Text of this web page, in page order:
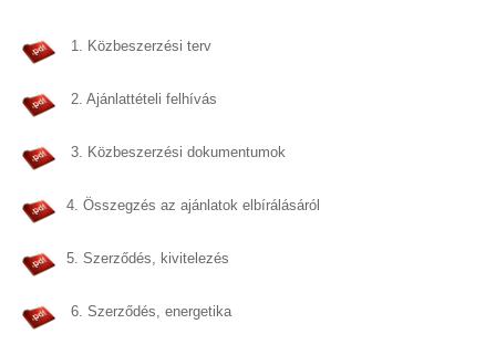
1. Közbeszerzési terv
2. Ajánlattételi felhívás
3. Közbeszerzési dokumentumok
4. Összegzés az ajánlatok elbírálásáról
5. Szerződés, kivitelezés
6. Szerződés, energetika